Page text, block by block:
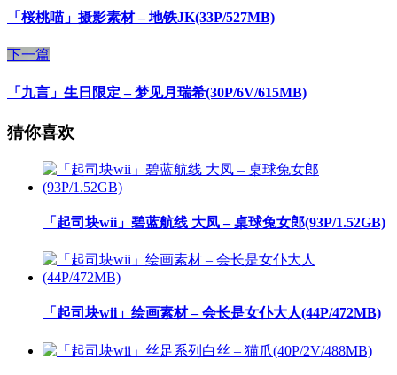
「桜桃喵」摄影素材 – 地铁JK(33P/527MB)
下一篇
「九言」生日限定 – 梦见月瑞希(30P/6V/615MB)
猜你喜欢
「起司块wii」碧蓝航线 大凤 – 桌球兔女郎(93P/1.52GB)
「起司块wii」绘画素材 – 会长是女仆大人(44P/472MB)